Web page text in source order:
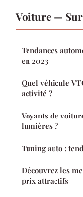
Voiture — Sur
Tendances
en 2023
Quel véhicule
activité ?
Voyants de
lumières ?
Tuning auto :
Découvrez les
prix attractifs